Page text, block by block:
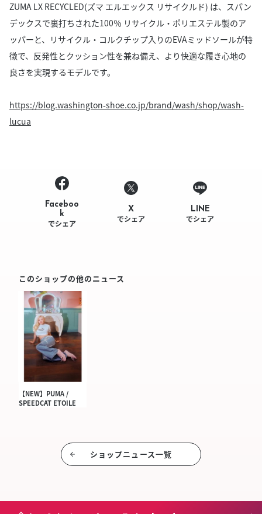
ZUMA LX RECYCLED(ズマ エルエックス リサイクルド) は、スパン
デックスで裏打ちされた100％ リサイクル・ポリエステル製のア
ッパーと、リサイクル・コルクチップ入りのEVAミッドソールが特
徴で、反発性とクッション性を兼ね備え、より快適な履き心地の
良さを実現するモデルです。
https://blog.washington-shoe.co.jp/brand/wash/shop/wash-
lucua
Faceboo
k
でシェア
X
でシェア
LINE
でシェア
このショップの他のニュース
【NEW】PUMA /
SPEEDCAT ETOILE
ショップニュース⼀覧